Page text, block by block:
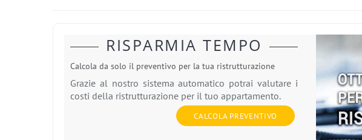
RISPARMIA TEMPO
Calcola da solo il preventivo per la tua ristrutturazione
Grazie al nostro sistema automatico potrai valutare i
costi della ristrutturazione per il tuo appartamento.
CALCOLA PREVENTIVO